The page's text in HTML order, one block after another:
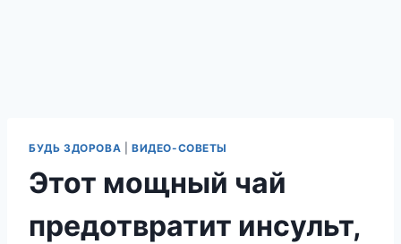
БУДЬ ЗДОРОВА ВИДЕО-СОВЕТЫ
Этот мощный чай
предотвратит инсульт,